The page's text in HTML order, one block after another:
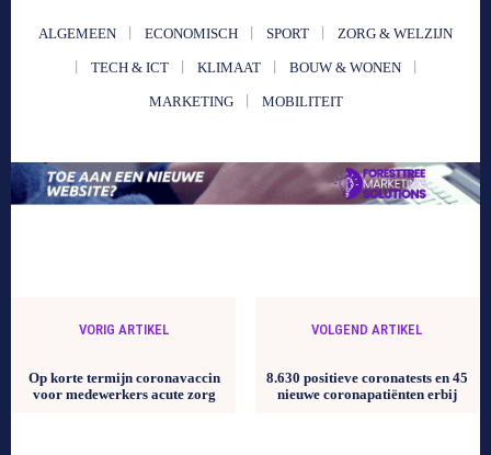
ALGEMEEN ECONOMISCH SPORT ZORG & WELZIJN
TECH & ICT KLIMAAT BOUW & WONEN
MARKETING MOBILITEIT
VORIG ARTIKEL
Op korte termijn coronavaccin
voor medewerkers acute zorg
VOLGEND ARTIKEL
8.630 positieve coronatests en 45
nieuwe coronapatiënten erbij